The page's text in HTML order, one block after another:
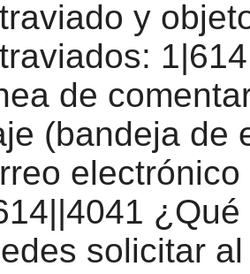
y
de
(bandeja de
solicitar